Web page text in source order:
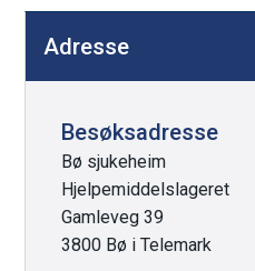
Adresse
Besøksadresse
Bø sjukeheim
Hjelpemiddelslageret
Gamleveg 39
3800 Bø i Telemark